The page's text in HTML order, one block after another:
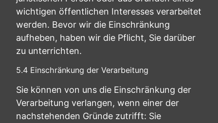
wichtigen öffentlichen Interesses verarbeitet
werden. Bevor wir die Einschränkung
aufheben, haben wir die Pflicht, Sie darüber
zu unterrichten.
5.4 Einschränkung der Verarbeitung
Sie können von uns die Einschränkung der
Verarbeitung verlangen, wenn einer der
nachstehenden Gründe zutrifft: Sie